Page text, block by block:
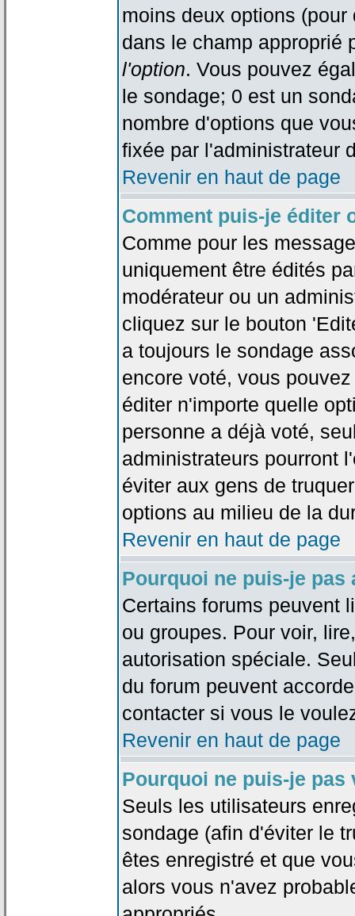
moins deux options
dans le champ
l'option. Vous pouvez
le sondage; 0 est un
nombre d'options que
fixée par l'administrateur
Revenir en haut de page
Comment puis-je éditer
Comme pour les
uniquement être édités
modérateur ou un
cliquez sur le bouton
a toujours le sondage
encore voté, vous
éditer n'importe quelle
personne a déjà voté,
administrateurs pourront
éviter aux gens de
options au milieu de la
Revenir en haut de page
Pourquoi ne puis-je pas
Certains forums peuvent
ou groupes. Pour voir,
autorisation spéciale.
du forum peuvent
contacter si vous le
Revenir en haut de page
Pourquoi ne puis-je pas
Seuls les utilisateurs
sondage (afin d'éviter le
êtes enregistré et que
alors vous n'avez